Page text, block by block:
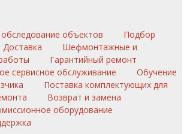
объектов
Подбор
Доставка
Шефмонтажные и
Гарантийный ремонт
сервисное обслуживание
Обучение
Поставка комплектующих для
Возврат и замена
оборудование